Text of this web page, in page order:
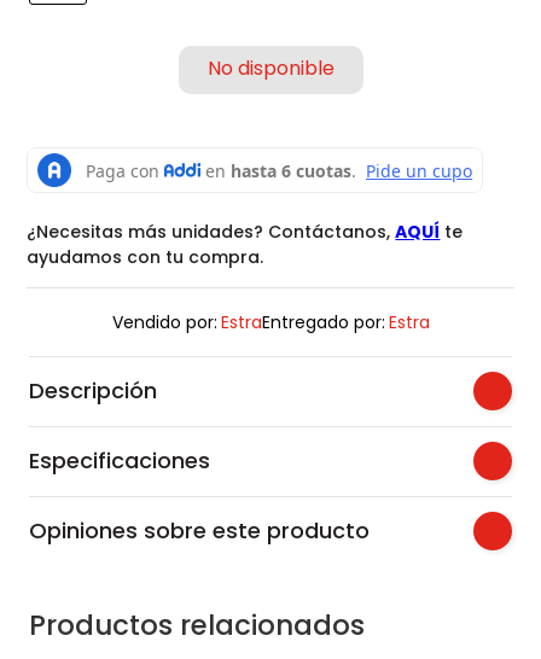
¿Necesitas más unidades? Contáctanos,AQUÍ te
ayudamos con tu compra.
Vendido por: EstraEntregado por: Estra
Descripción
Especificaciones
Opiniones sobre este producto
Productos relacionados